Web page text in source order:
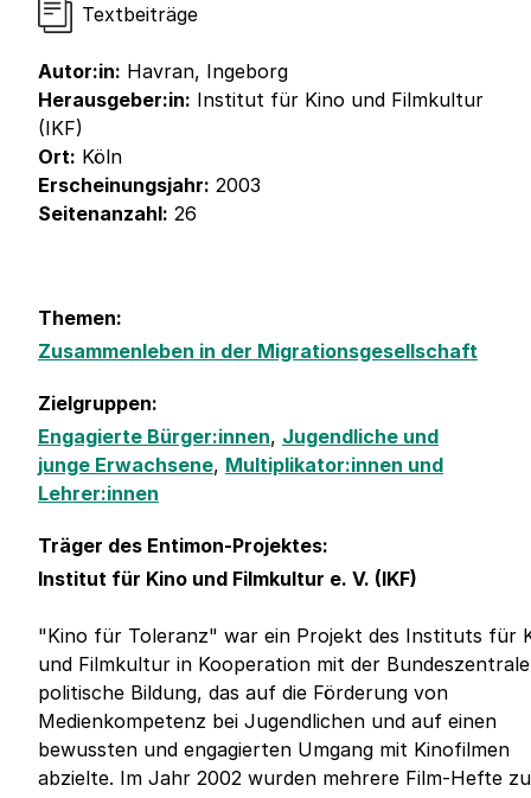
Textbeiträge
Autor:in: Havran, Ingeborg
Herausgeber:in: Institut für Kino und Filmkultur
(IKF)
Ort: Köln
Erscheinungsjahr: 2003
Seitenanzahl: 26
Themen:
Zusammenleben in der Migrationsgesellschaft
Zielgruppen:
Engagierte Bürger:innen, Jugendliche und
junge Erwachsene, Multiplikator:innen und
Lehrer:innen
Träger des Entimon-Projektes:
Institut für Kino und Filmkultur e. V. (IKF)
"Kino für Toleranz" war ein Projekt des Instituts für
und Filmkultur in Kooperation mit der
politische Bildung, das auf die Förderung von
Medienkompetenz bei Jugendlichen und auf einen
bewussten und engagierten Umgang mit Kinofilmen
abzielte. Im Jahr 2002 wurden mehrere Film-Hefte